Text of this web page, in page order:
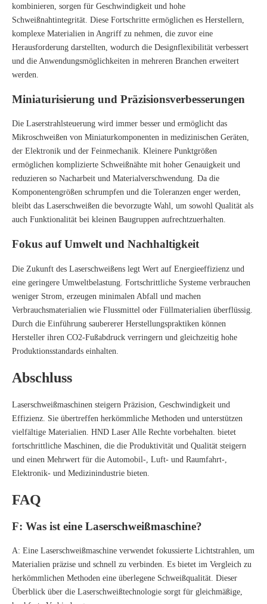
kombinieren, sorgen für Geschwindigkeit und hohe
Schweißnahtintegrität. Diese Fortschritte ermöglichen es Herstellern,
komplexe Materialien in Angriff zu nehmen, die zuvor eine
Herausforderung darstellten, wodurch die Designflexibilität verbessert
und die Anwendungsmöglichkeiten in mehreren Branchen erweitert
werden.
Miniaturisierung und Präzisionsverbesserungen
Die Laserstrahlsteuerung wird immer besser und ermöglicht das
Mikroschweißen von Miniaturkomponenten in medizinischen Geräten,
der Elektronik und der Feinmechanik. Kleinere Punktgrößen
ermöglichen komplizierte Schweißnähte mit hoher Genauigkeit und
reduzieren so Nacharbeit und Materialverschwendung. Da die
Komponentengrößen schrumpfen und die Toleranzen enger werden,
bleibt das Laserschweißen die bevorzugte Wahl, um sowohl Qualität als
auch Funktionalität bei kleinen Baugruppen aufrechtzuerhalten.
Fokus auf Umwelt und Nachhaltigkeit
Die Zukunft des Laserschweißens legt Wert auf Energieeffizienz und
eine geringere Umweltbelastung. Fortschrittliche Systeme verbrauchen
weniger Strom, erzeugen minimalen Abfall und machen
Verbrauchsmaterialien wie Flussmittel oder Füllmaterialien überflüssig.
Durch die Einführung saubererer Herstellungspraktiken können
Hersteller ihren CO2-Fußabdruck verringern und gleichzeitig hohe
Produktionsstandards einhalten.
Abschluss
Laserschweißmaschinen steigern Präzision, Geschwindigkeit und
Effizienz. Sie übertreffen herkömmliche Methoden und unterstützen
vielfältige Materialien. HND Laser Alle Rechte vorbehalten. bietet
fortschrittliche Maschinen, die die Produktivität und Qualität steigern
und einen Mehrwert für die Automobil-, Luft- und Raumfahrt-,
Elektronik- und Medizinindustrie bieten.
FAQ
F: Was ist eine Laserschweißmaschine?
A: Eine Laserschweißmaschine verwendet fokussierte Lichtstrahlen, um
Materialien präzise und schnell zu verbinden. Es bietet im Vergleich zu
herkömmlichen Methoden eine überlegene Schweißqualität. Dieser
Überblick über die Laserschweißtechnologie sorgt für gleichmäßige,